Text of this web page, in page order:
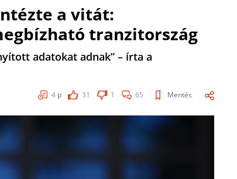
a vitát:
tranzitország
adatokat adnak” – írta a
4 p 31 1 65 Mentés